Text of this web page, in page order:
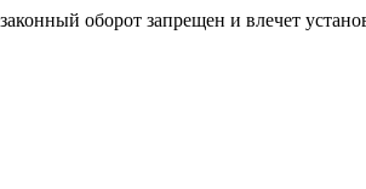
оборот запрещен и влечет